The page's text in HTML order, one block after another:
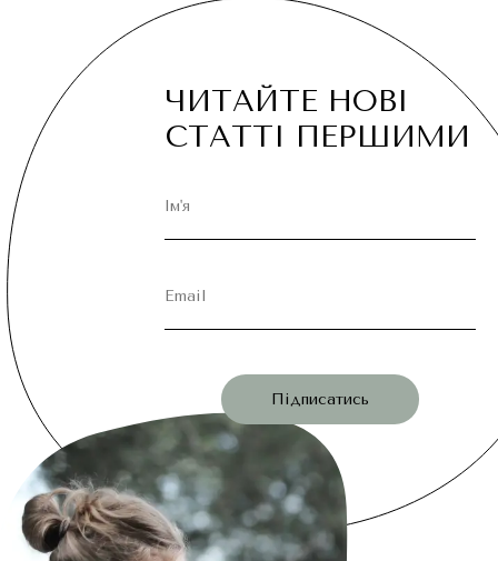
ЧИТАЙТЕ НОВІ
СТАТТІ ПЕРШИМИ